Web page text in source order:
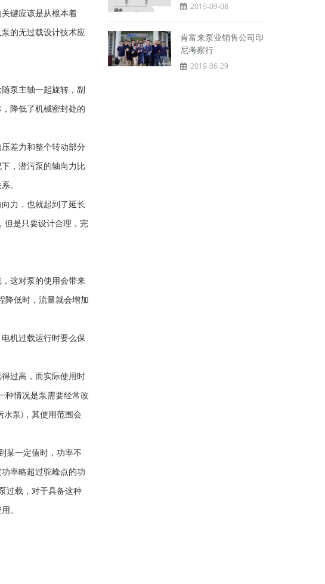
键应该是从根本着
的无过载设计技术应
泵主轴一起旋转，副
降低了机械密封处的
差力和整个转动部分
，潜污泵的轴向力比
。
力，也就起到了延长
但是只要设计合理，完
这对泵的使用会带来
降低时，流量就会增加
机过载运行时要么保
过高，而实际使用时
种情况是泵需要经常改
泵)，其使用范围会
某一定值时，功率不
率略超过驼峰点的功
过载，对于具备这种
。
2019-09-08
肯富来泵业销售公司印
尼考察行
2019-06-29